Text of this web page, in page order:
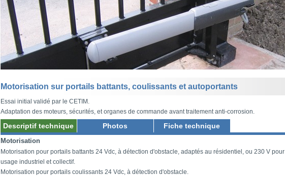
Motorisation sur portails battants, coulissants et autoportants
Essai initial validé par le CETIM.
Adaptation des moteurs, sécurités, et organes de commande avant traitement anti-corrosion.
Descriptif technique Photos Fiche technique
Motorisation
Motorisation pour portails battants 24 Vdc, à détection d'obstacle, adaptés au résidentiel, ou 230 V pour
usage industriel et collectif.
Motorisation pour portails coulissants 24 Vdc, à détection d'obstacle.